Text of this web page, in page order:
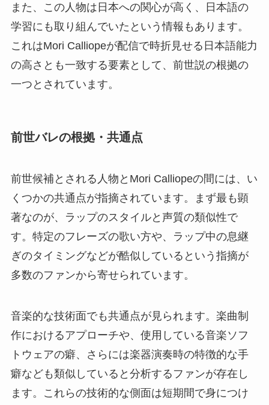
また、この人物は日本への関心が高く、日本語の
学習にも取り組んでいたという情報もあります。
これはMori Calliopeが配信で時折見せる日本語能力
の高さとも一致する要素として、前世説の根拠の
一つとされています。
前世バレの根拠・共通点
前世候補とされる人物とMori Calliopeの間には、い
くつかの共通点が指摘されています。まず最も顕
著なのが、ラップのスタイルと声質の類似性で
す。特定のフレーズの歌い方や、ラップ中の息継
ぎのタイミングなどが酷似しているという指摘が
多数のファンから寄せられています。
音楽的な技術面でも共通点が見られます。楽曲制
作におけるアプローチや、使用している音楽ソフ
トウェアの癖、さらには楽器演奏時の特徴的な手
癖なども類似していると分析するファンが存在し
ます。これらの技術的な側面は短期間で身につけ